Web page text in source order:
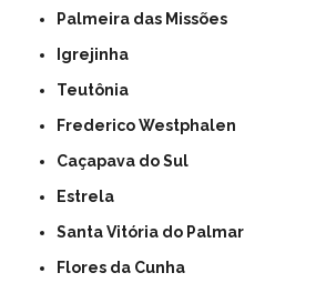
Palmeira das Missões
Igrejinha
Teutônia
Frederico Westphalen
Caçapava do Sul
Estrela
Santa Vitória do Palmar
Flores da Cunha